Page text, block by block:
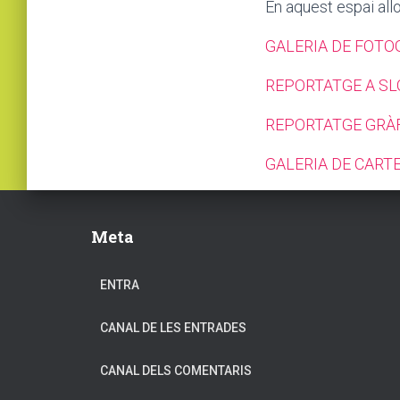
En aquest espai
GALERIA DE
REPORTATGE A
REPORTATGE
GALERIA DE
Meta
ENTRA
CANAL DE LES ENTRADES
CANAL DELS COMENTARIS